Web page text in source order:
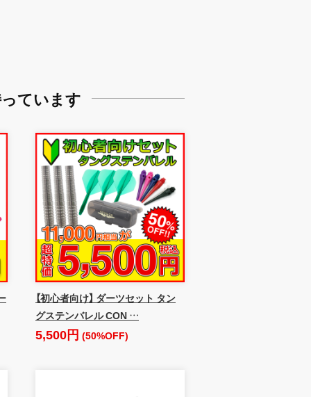
ています
【初心者向け】 ダーツセット タン
グステンバレル CON …
5,500円 (50%OFF)